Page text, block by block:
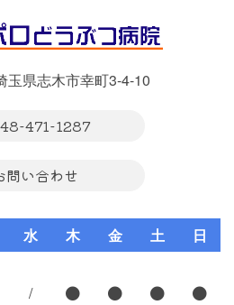
玉県志木市幸町3-4-10
471-1287
問い合わせ
水 木 金 土
日
/